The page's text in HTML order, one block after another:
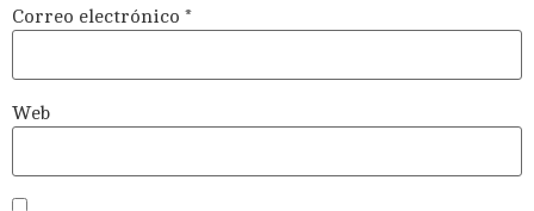
Correo electrónico *
Web